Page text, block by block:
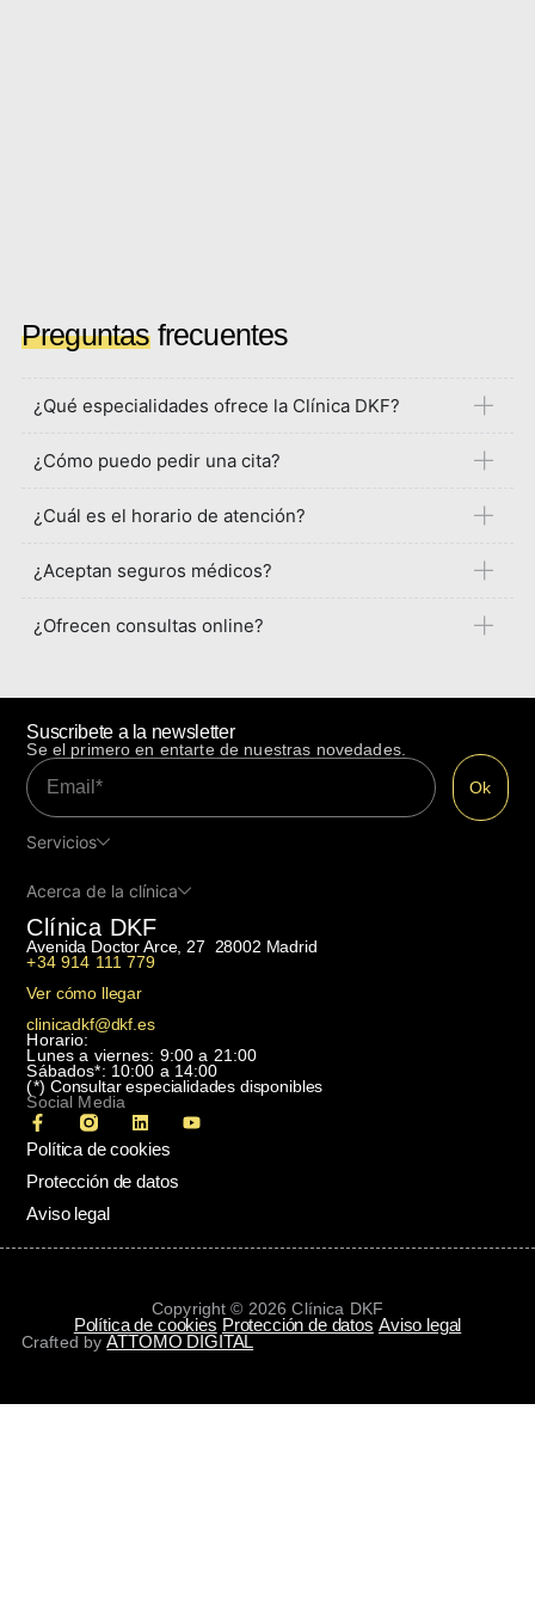
Preguntasfrecuentes
¿Qué especialidades ofrece la Clínica DKF?
¿Cómo puedo pedir una cita?
¿Cuál es el horario de atención?
¿Aceptan seguros médicos?
¿Ofrecen consultas online?
Clínica DKF
Avenida Doctor Arce, 27 28002 Madrid
+34 914 111 779
Ver cómo llegar
clinicadkf@dkf.es
Horario:
Lunes a viernes: 9:00 a 21:00
Sábados*: 10:00 a 14:00
(*) Consultar especialidades disponibles
Social Media
Suscribete a la newsletter
Se el primero en entarte de nuestras novedades.
Servicios
Acerca de la clínica
Política de cookies
Protección de datos
Aviso legal
Copyright © 2026 Clínica DKF
Política de cookies Protección de datos Aviso legal
Crafted byATTOMO DIGITAL